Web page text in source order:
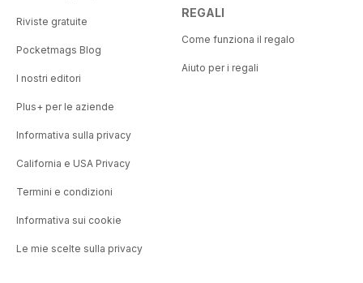
Riviste gratuite
Pocketmags Blog
I nostri editori
Plus+ per le aziende
Informativa sulla privacy
California e USA Privacy
Termini e condizioni
Informativa sui cookie
Le mie scelte sulla privacy
REGALI
Come funziona il regalo
Aiuto per i regali